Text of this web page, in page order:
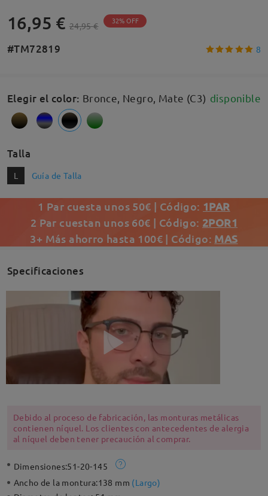
16,95 € 24,95 € 32% OFF
#TM72819 8
Elegir el color: Bronce, Negro, Mate (C3) disponible
Talla
L Guía de Talla
1 Par cuesta unos 50€ | Código: 1PAR
2 Par cuestan unos 60€ | Código: 2POR1
3+ Más ahorro hasta 100€ | Código: MAS
Specificaciones
Debido al proceso de fabricación, las monturas metálicas
contienen níquel. Los clientes con antecedentes de alergia
al níquel deben tener precaución al comprar.
Dimensiones:51-20-145
Ancho de la montura:138 mm (Largo)